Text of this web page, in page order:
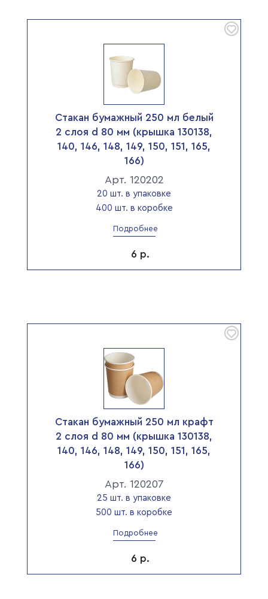
Стакан бумажный 250 мл белый
2 слоя d 80 мм (крышка 130138,
140, 146, 148, 149, 150, 151, 165,
166)
Арт. 120202
20 шт. в упаковке
400 шт. в коробке
Подробнее
6 р.
Стакан бумажный 250 мл крафт
2 слоя d 80 мм (крышка 130138,
140, 146, 148, 149, 150, 151, 165,
166)
Арт. 120207
25 шт. в упаковке
500 шт. в коробке
Подробнее
6 р.